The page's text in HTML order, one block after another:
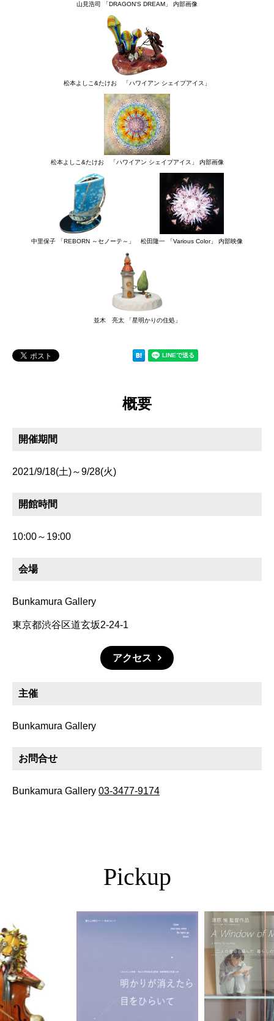
山見浩司 「DRAGON'S DREAM」 内部画像
松本よしこ&たけお 「ハワイアン シェイプアイス」
松本よしこ&たけお 「ハワイアン シェイプアイス」 内部画像
中里保子 「REBORN ～セノーテ～」 松田隆一 「Various Color」 内部映像
並木 亮太 「星明かりの住処」
概要
開催期間
2021/9/18(土)～9/28(火)
開館時間
10:00～19:00
会場
Bunkamura Gallery
東京都渋谷区道玄坂2-24-1
アクセス
主催
Bunkamura Gallery
お問合せ
Bunkamura Gallery 03-3477-9174
Pickup